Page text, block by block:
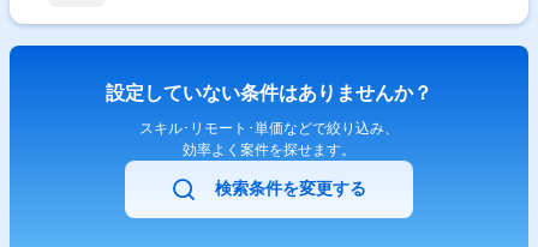
設定していない条件はありませんか？
スキル･リモート･単価などで絞り込み、
効率よく案件を探せます。
検索条件を変更する